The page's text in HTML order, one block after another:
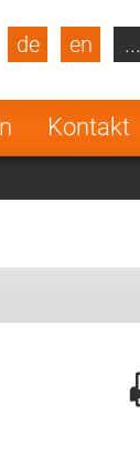
Kontakt
de en
Turkey
...